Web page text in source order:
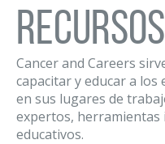
RECURSOS
Cancer and Careers
capacitar y educar a
en sus lugares de
expertos, herramientas
educativos.